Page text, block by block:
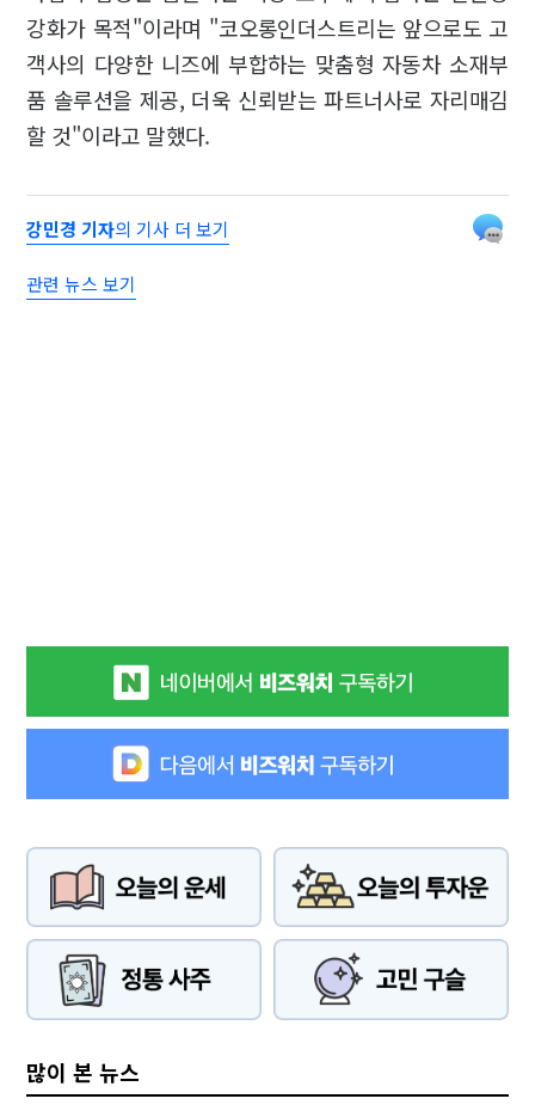
강화가 목적"이라며 "코오롱인더스트리는 앞으로도 고
객사의 다양한 니즈에 부합하는 맞춤형 자동차 소재부
품 솔루션을 제공, 더욱 신뢰받는 파트너사로 자리매김
할 것"이라고 말했다.
강민경 기자의 기사 더 보기
관련 뉴스 보기
많이 본 뉴스